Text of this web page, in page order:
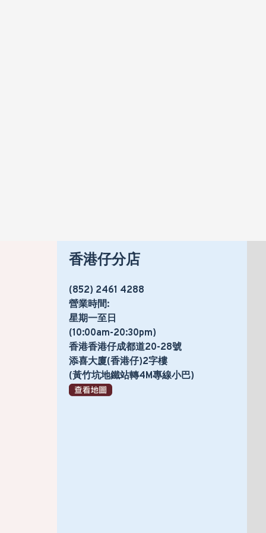
香港仔分店
(852) 2461 4288
營業時間:
星期一至日
(10:00am-20:30pm)
香港香港仔成都道20-28號
添喜大廈(香港仔)2字樓
(黃竹坑地鐵站轉4M專線小巴)